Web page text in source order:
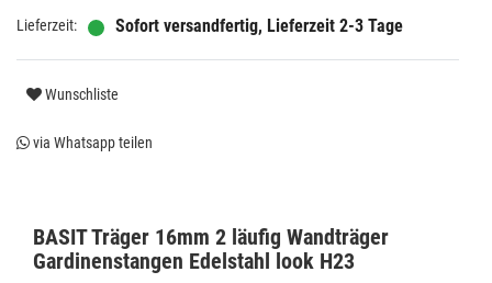
BASIT Träger 16mm 2 läufig Wandträger
Gardinenstangen Edelstahl look H23
Sofort versandfertig, Lieferzeit 2-3 Tage
Wunschliste
via Whatsapp teilen